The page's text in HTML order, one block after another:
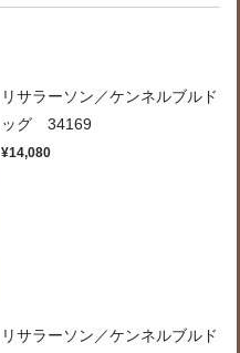
リサラーソン／ケンネルブルド
ッグ 34169
¥14,080
リサラーソン／ケンネルブルド